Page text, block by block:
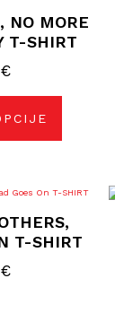
NO MORE
T-SHIRT
€
T-SHIRT
€